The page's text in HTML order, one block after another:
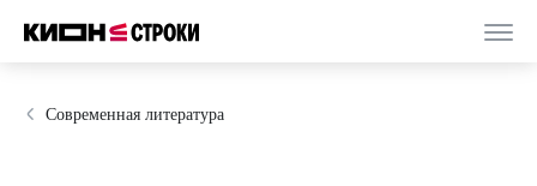
Современная литература